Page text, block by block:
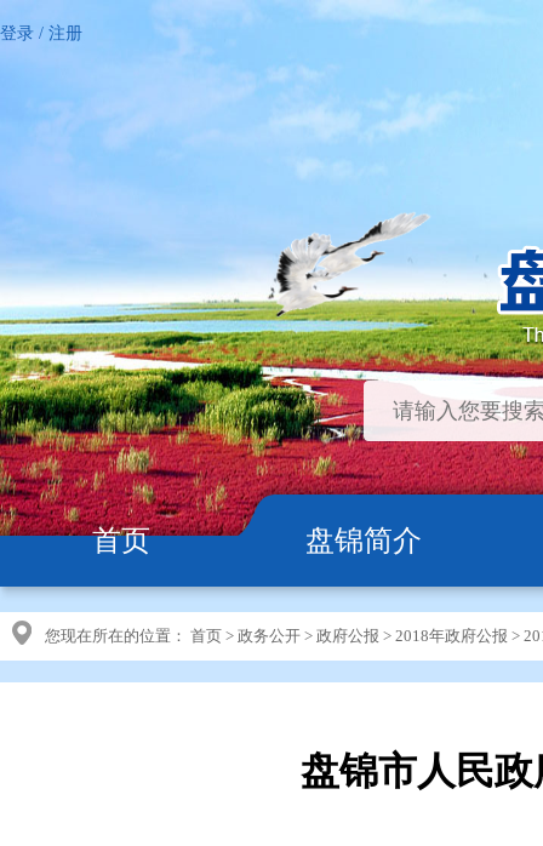
登录 / 注册
首页 盘锦简介
您现在所在的位置： 首页 > 政务公开 > 政府公报 > 2018年政府公报 >
盘锦市人民